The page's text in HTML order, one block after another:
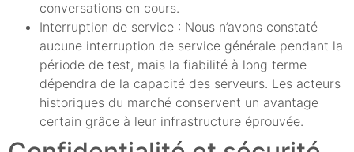
conversations en cours.
Interruption de service : Nous n’avons constaté
aucune interruption de service générale pendant la
période de test, mais la fiabilité à long terme
dépendra de la capacité des serveurs. Les acteurs
historiques du marché conservent un avantage
certain grâce à leur infrastructure éprouvée.